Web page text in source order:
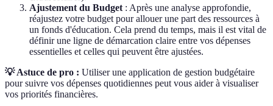
Ajustement du Budget : Après une analyse approfondie,
réajustez votre budget pour allouer une part des ressources à
un fonds d'éducation. Cela prend du temps, mais il est vital de
définir une ligne de démarcation claire entre vos dépenses
essentielles et celles qui peuvent être ajustées.
💡 Astuce de pro : Utiliser une application de gestion budgétaire
pour suivre vos dépenses quotidiennes peut vous aider à visualiser
vos priorités financières.